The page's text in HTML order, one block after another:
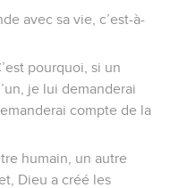
avec sa vie, c’est-à-
pourquoi, si un
je lui demanderai
compte de la
humain, un autre
Dieu a créé les